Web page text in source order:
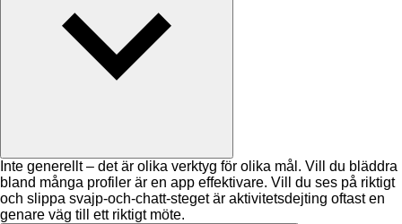
Inte generellt – det är olika verktyg för olika mål. Vill du bläddra
bland många profiler är en app effektivare. Vill du ses på riktigt
och slippa svajp-och-chatt-steget är aktivitetsdejting oftast en
genare väg till ett riktigt möte.